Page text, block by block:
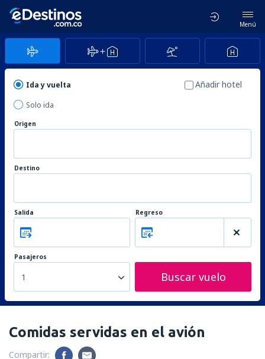
Menú
Ida y vuelta
Solo ida
Añadir hotel
Origen
Destino
Salida Regreso
Pasajeros
1 Buscar vuelo
Comidas servidas en el avión
Compartir: